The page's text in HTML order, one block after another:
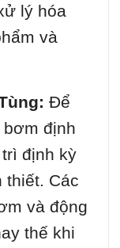
lý hóa
và
Để
định
định kỳ
thiết. Các
và động
thế khi